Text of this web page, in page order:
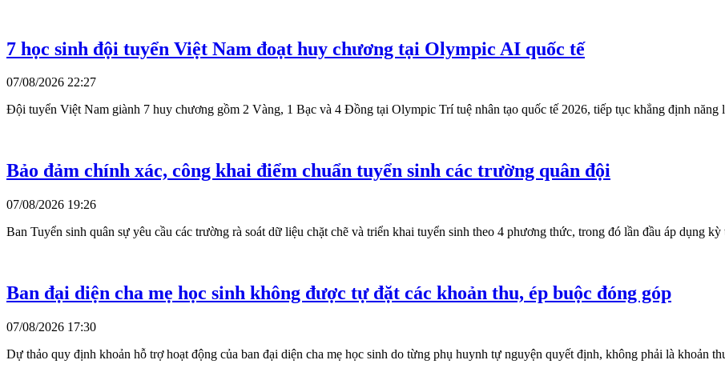
7 học sinh đội tuyển Việt Nam đoạt huy chương tại Olympic AI quốc tế
07/08/2026 22:27
Đội tuyển Việt Nam giành 7 huy chương gồm 2 Vàng, 1 Bạc và 4 Đồng tại Olympic Trí tuệ nhân tạo quốc tế 2026, tiếp tục khẳng định
Bảo đảm chính xác, công khai điểm chuẩn tuyển sinh các trường quân đội
07/08/2026 19:26
Ban Tuyển sinh quân sự yêu cầu các trường rà soát dữ liệu chặt chẽ và triển khai tuyển sinh theo 4 phương thức, trong đó lần đầu áp dụng
Ban đại diện cha mẹ học sinh không được tự đặt các khoản thu, ép buộc đóng góp
07/08/2026 17:30
Dự thảo quy định khoản hỗ trợ hoạt động của ban đại diện cha mẹ học sinh do từng phụ huynh tự nguyện quyết định, không phải là khoản